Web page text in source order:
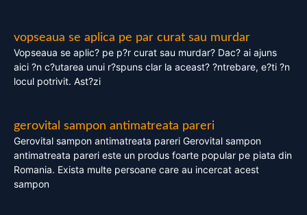
vopseaua se aplica pe par curat sau murdar
Vopseaua se aplic? pe p?r curat sau murdar? Dac? ai ajuns
aici ?n c?utarea unui r?spuns clar la aceast? ?ntrebare, e?ti ?n
locul potrivit. Ast?zi
gerovital sampon antimatreata pareri
Gerovital sampon antimatreata pareri Gerovital sampon
antimatreata pareri este un produs foarte popular pe piata din
Romania. Exista multe persoane care au incercat acest
sampon